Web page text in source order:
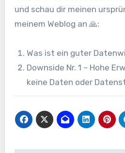
und schau dir meinen
meinem Weblog an 🙏:
Was ist ein guter
Downside Nr. 1 – Hohe
keine Daten oder